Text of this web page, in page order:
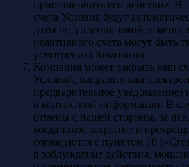
приостановить его действие. В
счета Условия будут
даты вступления такой отмены
неактивного счета могут быть
усмотрению Компании.
Компания может закрыть ваш
Условий, направив вам
предварительное уведомление)
в контактной информации. В
отмены с нашей стороны, за
когда такое закрытие и
согласуются с пунктом 10
в заблуждение действия,